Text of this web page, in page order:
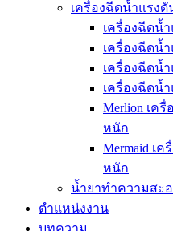
เครื่องฉีดน้ำแรงดั
เครื่องฉีดน้
เครื่องฉีดน้
เครื่องฉีดน้
เครื่องฉีดน้
Merlion เค
หนัก
Mermaid เ
หนัก
น้ำยาทำความสะ
ตำแหน่งงาน
บทความ